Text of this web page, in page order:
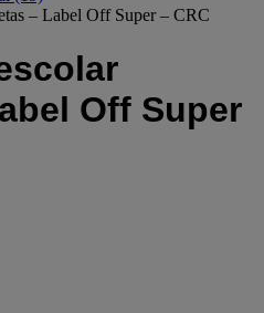
– Label Off Super – CRC
Off Super